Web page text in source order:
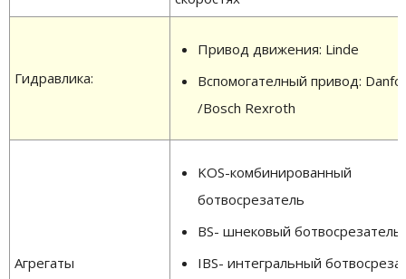
Гидравлика:
Привод движения: Linde
Вспомогателный привод:
/Bosch Rexroth
Агрегаты
KOS-комбинированный
ботвосрезатель
BS- шнековый ботвосрезатель
IBS- интегральный